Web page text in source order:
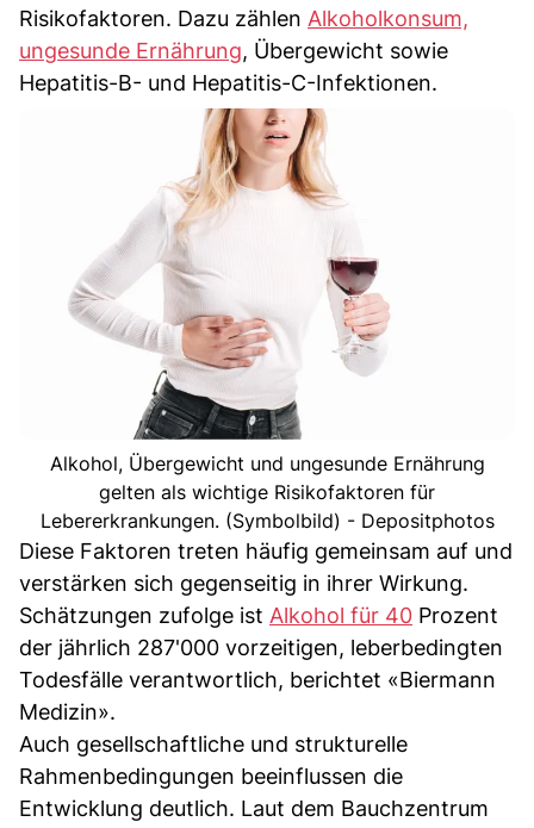
Risikofaktoren. Dazu zählen Alkoholkonsum,
ungesunde Ernährung, Übergewicht sowie
Hepatitis-B- und Hepatitis-C-Infektionen.
Alkohol, Übergewicht und ungesunde Ernährung
gelten als wichtige Risikofaktoren für
Lebererkrankungen. (Symbolbild) - Depositphotos
Diese Faktoren treten häufig gemeinsam auf und
verstärken sich gegenseitig in ihrer Wirkung.
Schätzungen zufolge ist Alkohol für 40 Prozent
der jährlich 287'000 vorzeitigen, leberbedingten
Todesfälle verantwortlich, berichtet «Biermann
Medizin».
Auch gesellschaftliche und strukturelle
Rahmenbedingungen beeinflussen die
Entwicklung deutlich. Laut dem Bauchzentrum